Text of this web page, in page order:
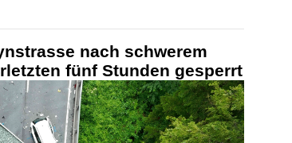
nach schwerem
fünf Stunden gesperrt